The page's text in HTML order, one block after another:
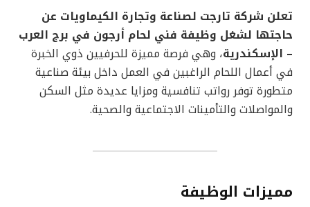
تعلن شركة تارجت لصناعة وتجارة الكيماويات عن
حاجتها لشغل وظيفة فني لحام أرجون في برج العرب
– الإسكندرية، وهي فرصة مميزة للحرفيين ذوي الخبرة
في أعمال اللحام الراغبين في العمل داخل بيئة صناعية
متطورة توفر رواتب تنافسية ومزايا عديدة مثل السكن
والمواصلات والتأمينات الاجتماعية والصحية.
مميزات الوظيفة